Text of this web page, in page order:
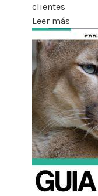
clientes
Leer más